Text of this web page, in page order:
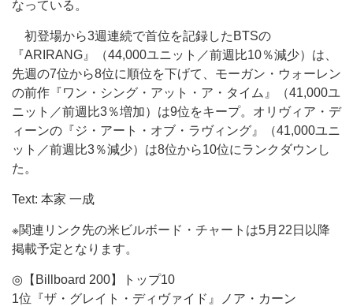
なっている。
初登場から3週連続で首位を記録したBTSの
『ARIRANG』（44,000ユニット／前週比10％減少）は、
先週の7位から8位に順位を下げて、モーガン・ウォーレン
の前作『ワン・シング・アット・ア・タイム』（41,000ユ
ニット／前週比3％増加）は9位をキープ。オリヴィア・デ
ィーンの『ジ・アート・オブ・ラヴィング』（41,000ユニ
ット／前週比3％減少）は8位から10位にランクダウンし
た。
Text: 本家 一成
※関連リンク先の米ビルボード・チャートは5月22日以降
掲載予定となります。
◎【Billboard 200】トップ10
1位『ザ・グレイト・ディヴァイド』ノア・カーン